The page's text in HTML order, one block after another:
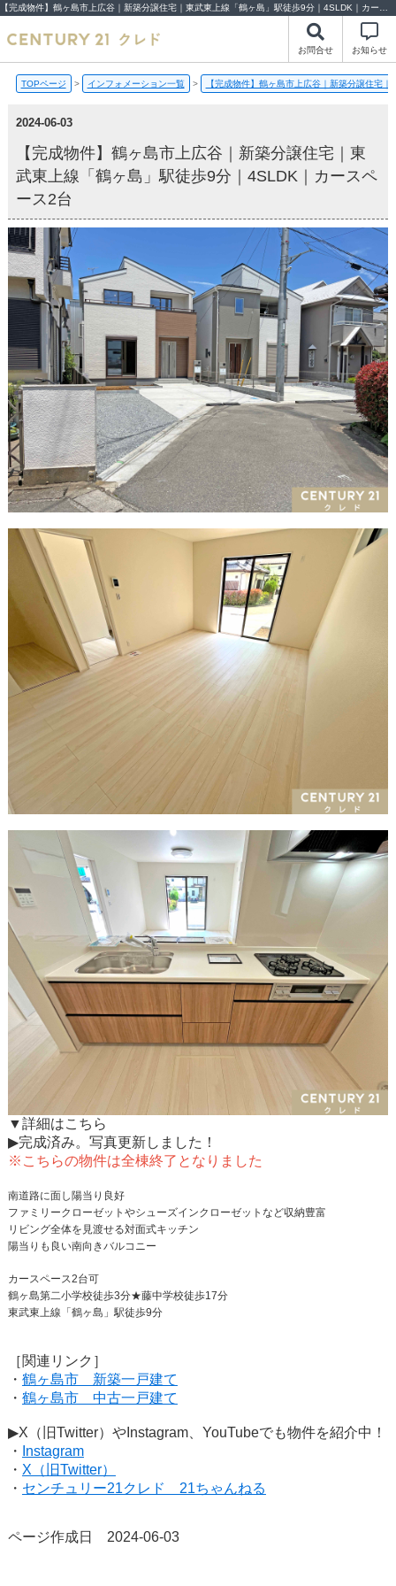
お問合せ お知らせ
TOPページ > インフォメーション一覧 > 【完成物件】鶴ヶ島市上広谷｜新築分譲住宅
2024-06-03
【完成物件】鶴ヶ島市上広谷｜新築分譲住宅｜東
武東上線「鶴ヶ島」駅徒歩9分｜4SLDK｜カースペ
ース2台
▼詳細はこちら
▶完成済み。写真更新しました！
※こちらの物件は全棟終了となりました
南道路に面し陽当り良好
ファミリークローゼットやシューズインクローゼットなど収納豊富
リビング全体を見渡せる対面式キッチン
陽当りも良い南向きバルコニー
カースペース2台可
鶴ヶ島第二小学校徒歩3分★藤中学校徒歩17分
東武東上線「鶴ヶ島」駅徒歩9分
［関連リンク］
・ 鶴ヶ島市 新築一戸建て
・ 鶴ヶ島市 中古一戸建て
▶X（旧Twitter）やInstagram、YouTubeでも物件を紹介中！
・
Instagram
・ X（旧Twitter）
・ センチュリー21クレド 21ちゃんねる
ページ作成日 2024-06-03